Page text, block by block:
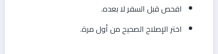
افحص قبل السفر لا بعده.
اختر الإصلاح الصحيح من أول مرة.